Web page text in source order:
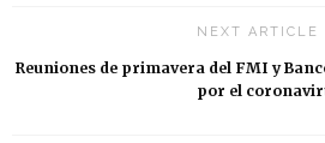
NEXT ARTICLE
Reuniones de primavera del FMI y
por el